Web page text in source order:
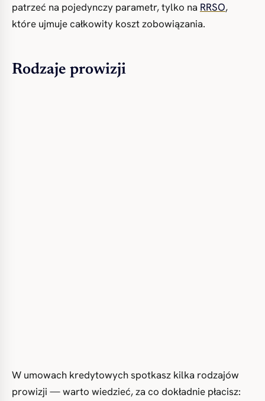
patrzeć na pojedynczy parametr, tylko na RRSO,
które ujmuje całkowity koszt zobowiązania.
Rodzaje prowizji
W umowach kredytowych spotkasz kilka rodzajów
prowizji — warto wiedzieć, za co dokładnie płacisz: